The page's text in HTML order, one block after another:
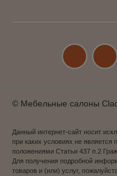
© Мебельные салоны
Данный интернет-сайт носит
при каких условиях не
положениями Статьи 437 п.2
Для получения подробной
товаров и (или) услуг,